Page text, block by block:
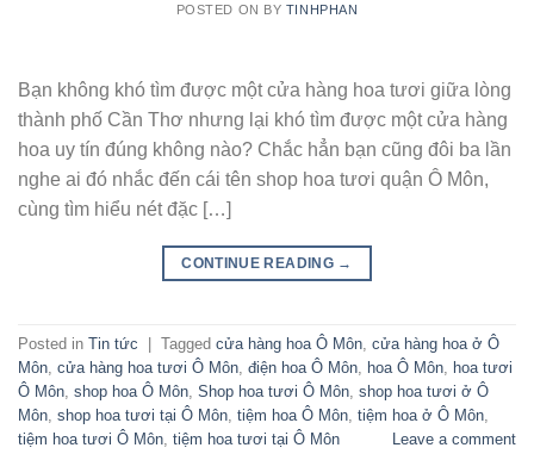
POSTED ON BY TINHPHAN
Bạn không khó tìm được một cửa hàng hoa tươi giữa lòng
thành phố Cần Thơ nhưng lại khó tìm được một cửa hàng
hoa uy tín đúng không nào? Chắc hẳn bạn cũng đôi ba lần
nghe ai đó nhắc đến cái tên shop hoa tươi quận Ô Môn,
cùng tìm hiểu nét đặc […]
CONTINUE READING →
Posted in Tin tức Tagged cửa hàng hoa Ô Môn cửa hàng hoa ở Ô
Môn cửa hàng hoa tươi Ô Môn điện hoa Ô Môn hoa Ô Môn
hoa tươi
Ô Môn shop hoa Ô Môn Shop hoa tươi Ô Môn shop hoa tươi ở Ô
Môn shop hoa tươi tại Ô Môn tiệm hoa Ô Môn tiệm hoa ở Ô Môn
tiệm hoa tươi Ô Môn tiệm hoa tươi tại Ô Môn Leave a comment